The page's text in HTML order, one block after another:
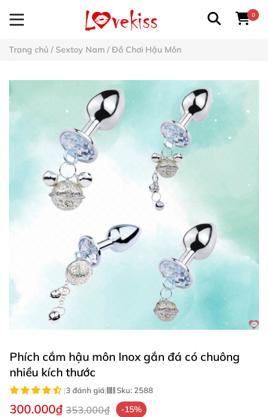
0
Trang chủ / Sextoy Nam / Đồ Chơi Hậu Môn
Phích cắm hậu môn Inox gắn đá có chuông
nhiều kích thước
|3 đánh giá| Sku: 2588
300.000₫ 353.000₫ -15%